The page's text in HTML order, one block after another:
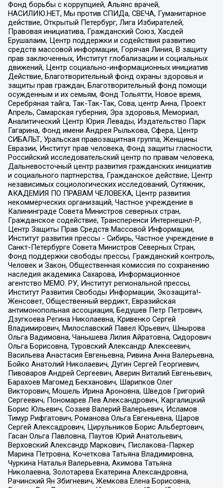
Фонд борьбы с коррупцией, Альянс врачей,
НАСИЛИЮ.НЕТ, Мы против СПИДа, СВЕЧА, Гуманитарное
действие, Открытый Петербург, Лига Избирателей,
Правовая инициатива, Гражданский Союз, Хасдей
Ерушалаим, Центр поддержки и содействия развитию
средств массовой информации, Горячая Линия, В защиту
прав заключенных, Институт глобализации и социальных
движений, Центр социально-информационных инициатив
Действие, Благотворительный фонд охраны здоровья и
защиты прав граждан, Благотворительный фонд помощи
осужденным и их семьям, Фонд Тольятти, Новое время,
Серебряная тайга, Так-Так-Так, Сова, центр Анна, Проект
Апрель, Самарская губерния, Эра здоровья, Мемориал,
Аналитический Центр Юрия Левады, Издательство Парк
Гагарина, Фонд имени Андрея Рылькова, Сфера, Центр
СИБАЛЬТ, Уральская правозащитная группа, Женщины
Евразии, Институт прав человека, Фонд защиты гласности,
Российский исследовательский центр по правам человека,
Дальневосточный центр развития гражданских инициатив
и социального партнерства, Гражданское действие, Центр
независимых социологических исследований, Сутяжник,
АКАДЕМИЯ ПО ПРАВАМ ЧЕЛОВЕКА, Центр развития
некоммерческих организаций, Частное учреждение в
Калининграде Совета Министров северных стран,
Гражданское содействие, Трансперенси Интернешнл-Р,
Центр Защиты Прав Средств Массовой Информации,
Институт развития прессы - Сибирь, Частное учреждение в
Санкт-Петербурге Совета Министров Северных Стран,
Фонд поддержки свободы прессы, Гражданский контроль,
Человек и Закон, Общественная комиссия по сохранению
наследия академика Сахарова, Информационное
агентство МЕМО. РУ, Институт региональной прессы,
Институт Развития Свободы Информации, Экозащита!-
Женсовет, Общественный вердикт, Евразийская
антимонопольная ассоциация, Бедушев Петр Петрович,
Дзугкоева Регина Николаевна, Кривенко Сергей
Владимирович, Милославский Павел Юрьевич, Шнырова
Ольга Вадимовна, Чанышева Лилия Айратовна, Сидорович
Ольга Борисовна, Туровский Александр Алексеевич,
Васильева Анастасия Евгеньевна, Ривина Анна Валерьевна,
Бойко Анатолий Николаевич, Дугин Сергей Георгиевич,
Пивоваров Андрей Сергеевич, Аверин Виталий Евгеньевич,
Барахоев Магомед Бекханович, Шарипков Олег
Викторович, Мошель Ирина Ароновна, Шведов Григорий
Сергеевич, Пономарев Лев Александрович, Каргалицкий
Борис Юльевич, Созаев Валерий Валерьевич, Исламов
Тимур Рифгатович, Романова Ольга Евгеньевна, Щаров
Сергей Алексадрович, Цирульников Борис Альбертович,
Гасан Ольга Павловна, Паутов Юрий Анатольевич,
Верховский Александр Маркович, Пислакова-Паркер
Марина Петровна, Кочеткова Татьяна Владимировна,
Чуркина Наталья Валерьевна, Акимова Татьяна
Николаевна, Золотарева Екатерина Александровна,
Рачинский Ян Збигневич, Жемкова Елена Борисовна,